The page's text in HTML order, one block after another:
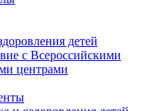
детей
с Всероссийскими
центрами